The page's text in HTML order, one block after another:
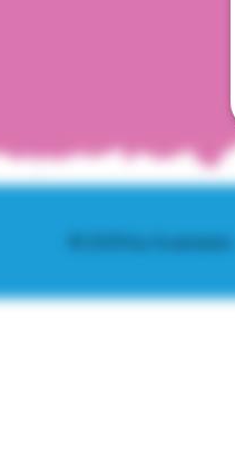
© 2025 by Scantastic.